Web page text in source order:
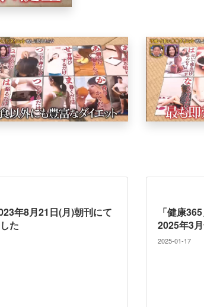
年8月21日(月)朝刊にて
た
「健康
2025年3
2025-01-17